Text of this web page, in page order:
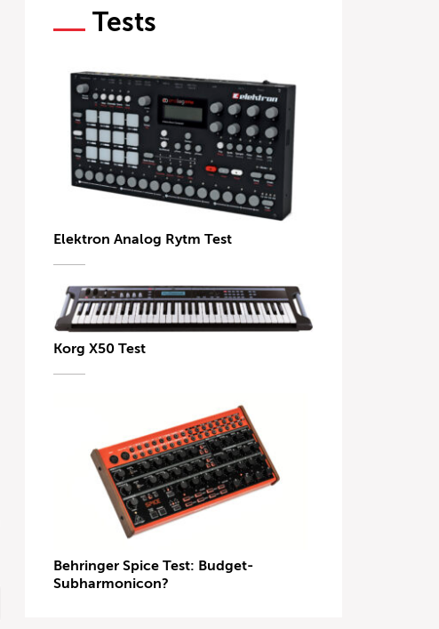
Tests
Elektron Analog Rytm Test
Korg X50 Test
Behringer Spice Test: Budget-
Subharmonicon?